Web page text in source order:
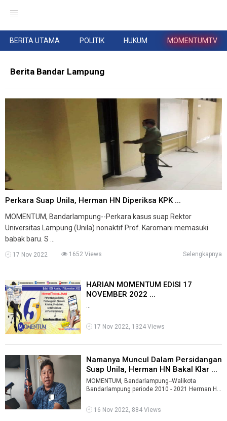
BERITA UTAMA POLITIK HUKUM MOMENTUMTV
Berita Bandar Lampung
Perkara Suap Unila, Herman HN Diperiksa KPK ...
MOMENTUM, Bandarlampung--Perkara kasus suap Rektor
Universitas Lampung (Unila) nonaktif Prof. Karomani memasuki
babak baru. S ...
17 Nov 2022 1652 Views Selengkapnya
HARIAN MOMENTUM EDISI 17
NOVEMBER 2022 ...
...
17 Nov 2022, 1324 Views
Namanya Muncul Dalam Persidangan
Suap Unila, Herman HN Bakal Klar ...
MOMENTUM, Bandarlampung--Walikota
Bandarlampung periode 2010 - 2021 Herman HN
dalam pe ...
16 Nov 2022, 884 Views